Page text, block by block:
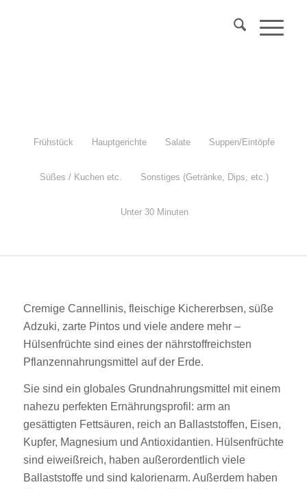
Frühstück Hauptgerichte Salate Suppen/Eintöpfe
Süßes / Kuchen etc. Sonstiges (Getränke, Dips, etc.)
Unter 30 Minuten
Wie du Hülsenfrüchte bekömmlich zubereitest
Cremige Cannellinis, fleischige Kichererbsen, süße
Adzuki, zarte Pintos und viele andere mehr –
Hülsenfrüchte sind eines der nährstoffreichsten
Pflanzennahrungsmittel auf der Erde.
Sie sind ein globales Grundnahrungsmittel mit einem
nahezu perfekten Ernährungsprofil: arm an
gesättigten Fettsäuren, reich an Ballaststoffen, Eisen,
Kupfer, Magnesium und Antioxidantien. Hülsenfrüchte
sind eiweißreich, haben außerordentlich viele
Ballaststoffe und sind kalorienarm. Außerdem haben